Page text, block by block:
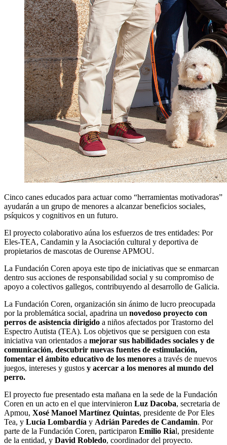
Cinco canes educados para actuar como “herramientas motivadoras”
ayudarán a un grupo de menores a alcanzar beneficios sociales,
psíquicos y cognitivos en un futuro.
El proyecto colaborativo aúna los esfuerzos de tres entidades: Por
Eles-TEA, Candamin y la Asociación cultural y deportiva de
propietarios de mascotas de Ourense APMOU.
La Fundación Coren apoya este tipo de iniciativas que se enmarcan
dentro sus acciones de responsabilidad social y su compromiso de
apoyo a colectivos gallegos, contribuyendo al desarrollo de Galicia.
La Fundación Coren, organización sin ánimo de lucro preocupada
por la problemática social, apadrina un novedoso proyecto con
perros de asistencia dirigido a niños afectados por Trastorno del
Espectro Autista (TEA). Los objetivos que se persiguen con esta
iniciativa van orientados a mejorar sus habilidades sociales y de
comunicación, descubrir nuevas fuentes de estimulación,
fomentar el ámbito educativo de los menores a través de nuevos
juegos, intereses y gustos y acercar a los menores al mundo del
perro.
El proyecto fue presentado esta mañana en la sede de la Fundación
Coren en un acto en el que intervinieron Luz Dacoba, secretaria de
Apmou, Xosé Manoel Martínez Quintas, presidente de Por Eles
Tea, y Lucía Lombardía y Adrián Paredes de Candamin. Por
parte de la Fundación Coren, participaron Emilio Rial, presidente
de la entidad, y David Robledo, coordinador del proyecto.